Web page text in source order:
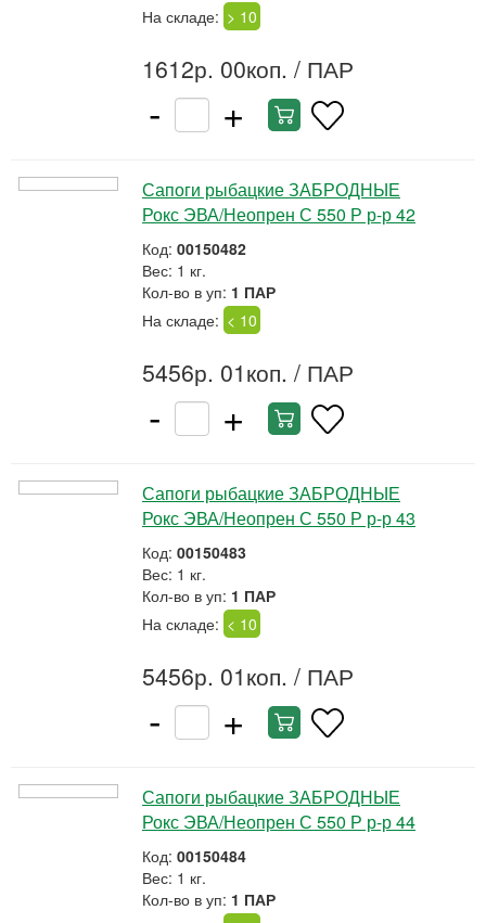
На складе: > 10
1612р. 00коп. / ПАР
- +
Сапоги рыбацкие ЗАБРОДНЫЕ
Рокс ЭВА/Неопрен С 550 Р р-р 42
Код: 00150482
Вес: 1 кг.
Кол-во в уп: 1 ПАР
На складе: < 10
5456р. 01коп. / ПАР
- +
Сапоги рыбацкие ЗАБРОДНЫЕ
Рокс ЭВА/Неопрен С 550 Р р-р 43
Код: 00150483
Вес: 1 кг.
Кол-во в уп: 1 ПАР
На складе: < 10
5456р. 01коп. / ПАР
- +
Сапоги рыбацкие ЗАБРОДНЫЕ
Рокс ЭВА/Неопрен С 550 Р р-р 44
Код: 00150484
Вес: 1 кг.
Кол-во в уп: 1 ПАР